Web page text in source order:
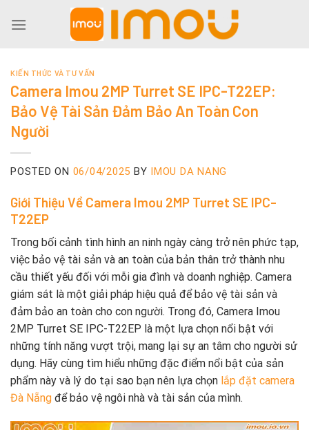
KIẾN THỨC VÀ TƯ VẤN
Camera Imou 2MP Turret SE IPC-T22EP:
Bảo Vệ Tài Sản Đảm Bảo An Toàn Con
Người
POSTED ON 06/04/2025 BY IMOU DA NANG
Giới Thiệu Về Camera Imou 2MP Turret SE IPC-
T22EP
Trong bối cảnh tình hình an ninh ngày càng trở nên phức tạp,
việc bảo vệ tài sản và an toàn của bản thân trở thành nhu
cầu thiết yếu đối với mỗi gia đình và doanh nghiệp. Camera
giám sát là một giải pháp hiệu quả để bảo vệ tài sản và
đảm bảo an toàn cho con người. Trong đó, Camera Imou
2MP Turret SE IPC-T22EP là một lựa chọn nổi bật với
những tính năng vượt trội, mang lại sự an tâm cho người sử
dụng. Hãy cùng tìm hiểu những đặc điểm nổi bật của sản
phẩm này và lý do tại sao bạn nên lựa chọn lắp đặt camera
Đà Nẵng để bảo vệ ngôi nhà và tài sản của mình.